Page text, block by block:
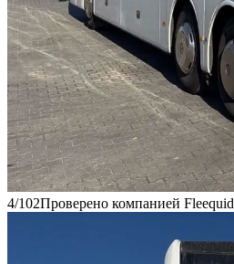
4/102Проверено компанией Fleequid